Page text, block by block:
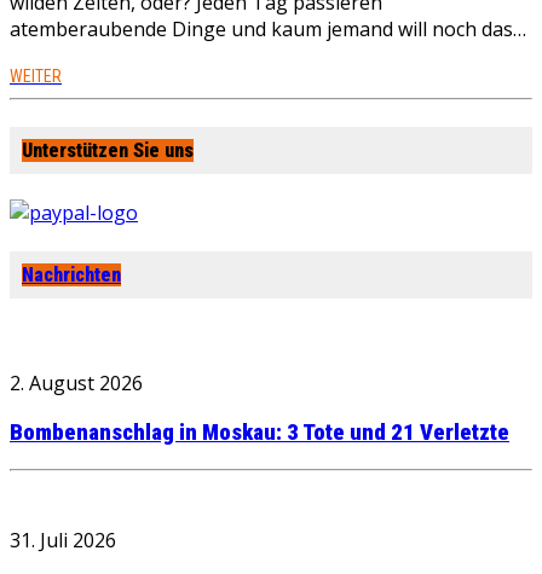
atemberaubende Dinge und kaum jemand will noch das…
WEITER
Unterstützen Sie uns
Nachrichten
2. August 2026
Bombenanschlag in Moskau: 3 Tote und 21 Verletzte
31. Juli 2026